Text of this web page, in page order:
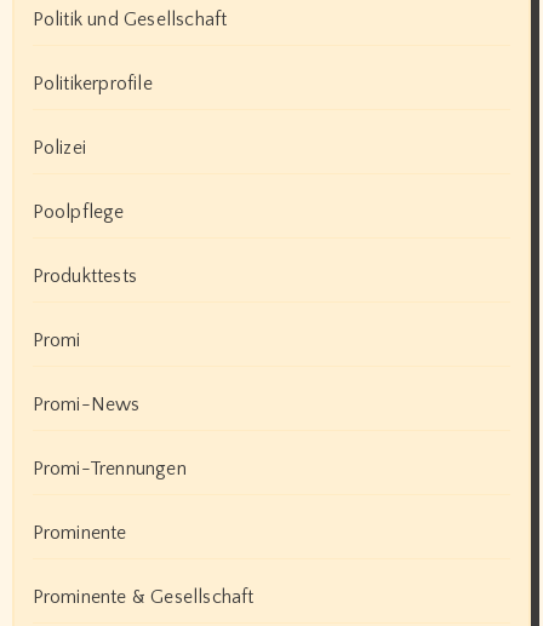
Politik und Gesellschaft
Politikerprofile
Polizei
Poolpflege
Produkttests
Promi
Promi-News
Promi-Trennungen
Prominente
Prominente & Gesellschaft